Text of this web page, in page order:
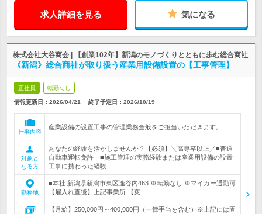
求人詳細を見る 気になる
株式会社大谷商会 | 【創業102年】新潟のモノづくりとともに歩む総合商社
《新潟》総合商社が取り扱う産業用設備設置の【工事管理】
正社員 転勤なし
情報更新日：2026/04/21 終了予定日： 2026/10/19
仕事内容
産業設備の設置工事の管理業務全般をご担当いただきます。
対象と
なる方
あなたの経験を活かしませんか？【必須】＼高専卒以上／■普通
自動車運転免許 ■施工管理の実務経験または産業用設備の設置
工事に携わった経験
勤務地
■本社 新潟県新潟市東区逢谷内463 ※転勤なし ※マイカー通勤可
【雇入れ直後】上記事業所 【変…
【月給】250,000円～400,000円（一律手当を含む）※上記には固